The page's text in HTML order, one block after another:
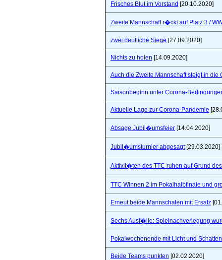
Frisches Blut im Vorstand [20.10.2020]
Zweite Mannschaft r�ckt auf Platz 3 /
zwei deutliche Siege [27.09.2020]
Nichts zu holen [14.09.2020]
Auch die Zweite Mannschaft steigt in die
Saisonbeginn unter Corona-
Aktuelle Lage zur Corona-Pandemie
Absage Jubil�umsfeier [14.04.2020]
Jubil�umsturnier abgesagt[29.03.2020]
Aktivit�ten des TTC ruhen auf Grund
TTC Winnen 2 im Pokalhalbfinale und
Erneut beide Mannschaten mit Ersatz
Sechs Ausf�lle: Spielnachverlegung
Pokalwochenende mit Licht und
Beide Teams punkten [02.02.2020]